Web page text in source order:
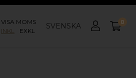
VISA MOMS
INKL
EXKL SVENSKA 0